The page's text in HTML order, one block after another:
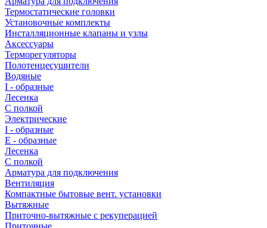
Термостатические головки
Установочные комплекты
Инсталляционные клапаны и узлы
Аксессуары
Терморегуляторы
Полотенцесушители
Водяные
I - образные
Лесенка
С полкой
Электрические
I - образные
E - образные
Лесенка
С полкой
Арматура для подключения
Вентиляция
Компактные бытовые вент. установки
Вытяжные
Приточно-вытяжные с рекуперацией
Приточные